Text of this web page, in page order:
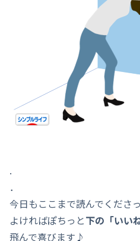
.
．
今日もここまで読んでくださ
よければぽちっと下の「いい
飛んで喜びます♪